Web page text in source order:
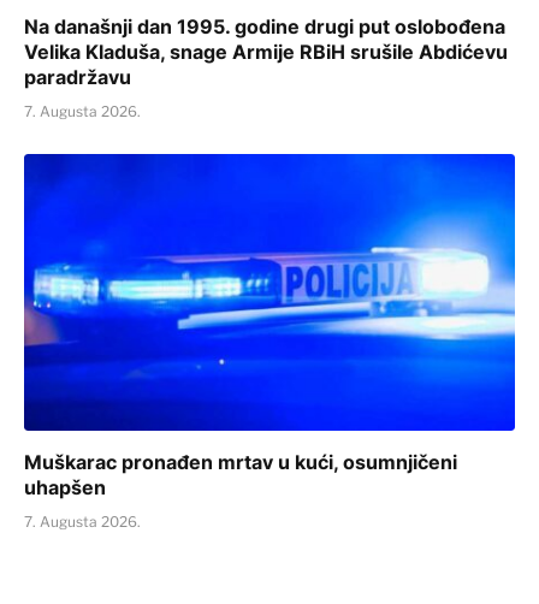
Na današnji dan 1995. godine drugi put oslobođena
Velika Kladuša, snage Armije RBiH srušile Abdićevu
paradržavu
7. Augusta 2026.
Muškarac pronađen mrtav u kući, osumnjičeni
uhapšen
7. Augusta 2026.